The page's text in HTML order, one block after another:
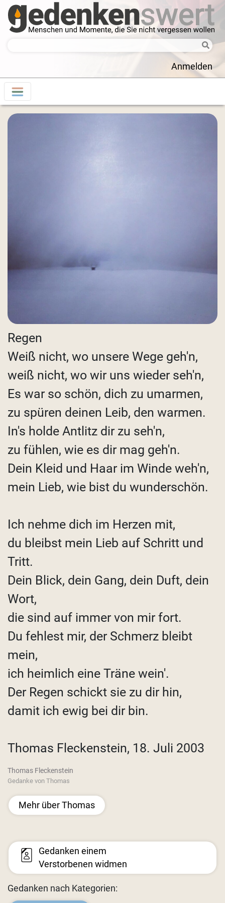
Anmelden
Regen
Weiß nicht, wo unsere Wege geh'n,
weiß nicht, wo wir uns wieder seh'n,
Es war so schön, dich zu umarmen,
zu spüren deinen Leib, den warmen.
In's holde Antlitz dir zu seh'n,
zu fühlen, wie es dir mag geh'n.
Dein Kleid und Haar im Winde weh'n,
mein Lieb, wie bist du wunderschön.
Ich nehme dich im Herzen mit,
du bleibst mein Lieb auf Schritt und
Tritt.
Dein Blick, dein Gang, dein Duft, dein
Wort,
die sind auf immer von mir fort.
Du fehlest mir, der Schmerz bleibt
mein,
ich heimlich eine Träne wein'.
Der Regen schickt sie zu dir hin,
damit ich ewig bei dir bin.
Thomas Fleckenstein, 18. Juli 2003
Thomas Fleckenstein
Gedanke von Thomas
Mehr über Thomas
Gedanken einem
Verstorbenen widmen
Gedanken nach Kategorien: